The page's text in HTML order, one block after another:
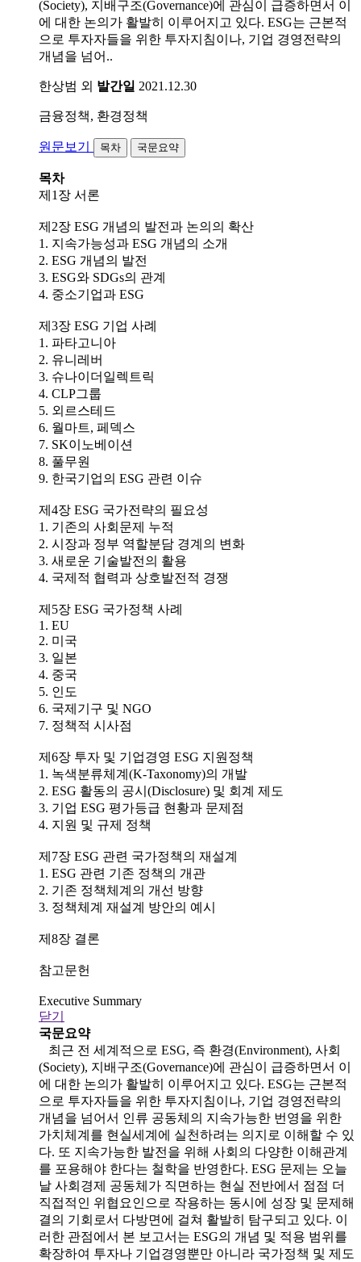
(Society), 지배구조(Governance)에 관심이 급증하면서 이
에 대한 논의가 활발히 이루어지고 있다. ESG는 근본적
으로 투자자들을 위한 투자지침이나, 기업 경영전략의
개념을 넘어..
한상범 외 발간일 2021.12.30
금융정책, 환경정책
원문보기 목차 국문요약
목차
제1장 서론
제2장 ESG 개념의 발전과 논의의 확산
1. 지속가능성과 ESG 개념의 소개
2. ESG 개념의 발전
3. ESG와 SDGs의 관계
4. 중소기업과 ESG
제3장 ESG 기업 사례
1. 파타고니아
2. 유니레버
3. 슈나이더일렉트릭
4. CLP그룹
5. 외르스테드
6. 월마트, 페덱스
7. SK이노베이션
8. 풀무원
9. 한국기업의 ESG 관련 이슈
제4장 ESG 국가전략의 필요성
1. 기존의 사회문제 누적
2. 시장과 정부 역할분담 경계의 변화
3. 새로운 기술발전의 활용
4. 국제적 협력과 상호발전적 경쟁
제5장 ESG 국가정책 사례
1. EU
2. 미국
3. 일본
4. 중국
5. 인도
6. 국제기구 및 NGO
7. 정책적 시사점
제6장 투자 및 기업경영 ESG 지원정책
1. 녹색분류체계(K-Taxonomy)의 개발
2. ESG 활동의 공시(Disclosure) 및 회계 제도
3. 기업 ESG 평가등급 현황과 문제점
4. 지원 및 규제 정책
제7장 ESG 관련 국가정책의 재설계
1. ESG 관련 기존 정책의 개관
2. 기존 정책체계의 개선 방향
3. 정책체계 재설계 방안의 예시
제8장 결론
참고문헌
Executive Summary
닫기
국문요약
최근 전 세계적으로 ESG, 즉 환경(Environment), 사회
(Society), 지배구조(Governance)에 관심이 급증하면서 이
에 대한 논의가 활발히 이루어지고 있다. ESG는 근본적
으로 투자자들을 위한 투자지침이나, 기업 경영전략의
개념을 넘어서 인류 공동체의 지속가능한 번영을 위한
가치체계를 현실세계에 실천하려는 의지로 이해할 수 있
다. 또 지속가능한 발전을 위해 사회의 다양한 이해관계
를 포용해야 한다는 철학을 반영한다. ESG 문제는 오늘
날 사회경제 공동체가 직면하는 현실 전반에서 점점 더
직접적인 위협요인으로 작용하는 동시에 성장 및 문제해
결의 기회로서 다방면에 걸쳐 활발히 탐구되고 있다. 이
러한 관점에서 본 보고서는 ESG의 개념 및 적용 범위를
확장하여 투자나 기업경영뿐만 아니라 국가정책 및 제도